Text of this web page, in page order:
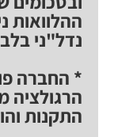
ההלוואות
נדל"ני
* החברה
התקנות